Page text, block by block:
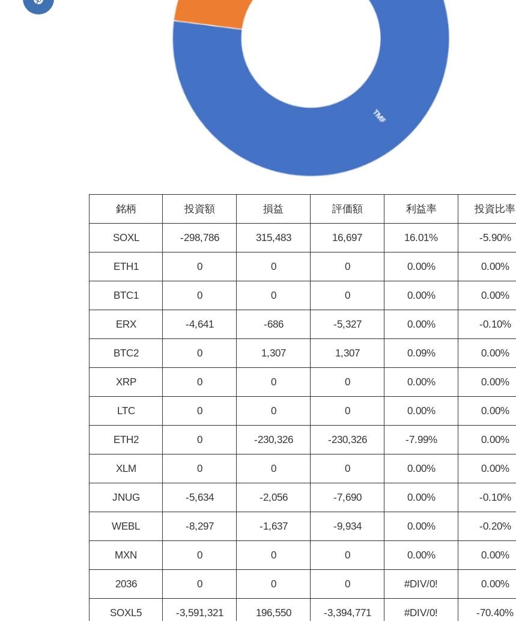
銘柄 投資額 損益 評価額 利益率 投資比率
SOXL -298,786 315,483 16,697 16.01% -5.90%
ETH1 0 0 0 0.00% 0.00%
BTC1 0 0 0 0.00% 0.00%
ERX -4,641 -686 -5,327 0.00% -0.10%
BTC2 0 1,307 1,307 0.09% 0.00%
XRP 0 0 0 0.00% 0.00%
LTC 0 0 0 0.00% 0.00%
ETH2 0 -230,326 -230,326 -7.99% 0.00%
XLM 0 0 0 0.00% 0.00%
JNUG -5,634 -2,056 -7,690 0.00% -0.10%
WEBL -8,297 -1,637 -9,934 0.00% -0.20%
MXN 0 0 0 0.00% 0.00%
2036 0 0 0 #DIV/0! 0.00%
SOXL5 -3,591,321 196,550 -3,394,771 #DIV/0! -70.40%